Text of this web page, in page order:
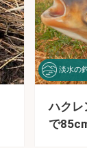
淡水の
ハクレ
で